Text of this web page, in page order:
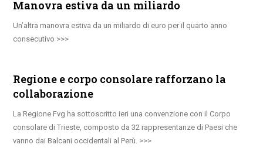
Manovra estiva da un miliardo
Un’altra manovra estiva da un miliardo di euro per il quarto anno
consecutivo
Regione e corpo consolare rafforzano la
collaborazione
La Regione Fvg ha sottoscritto ieri una convenzione con il Corpo
consolare di Trieste, composto da 32 rappresentanze di Paesi che
vanno dai Balcani occidentali al Perù.